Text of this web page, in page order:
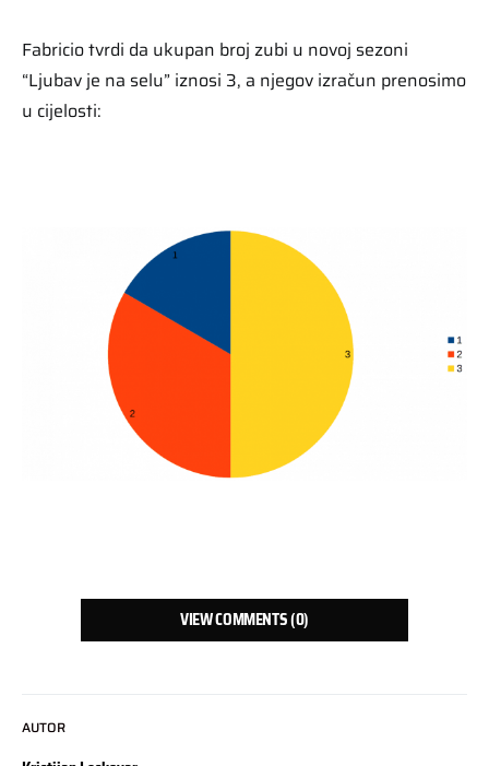
AUTOR
Fabricio tvrdi da ukupan broj zubi u novoj sezoni
“Ljubav je na selu” iznosi 3, a njegov izračun prenosimo
u cijelosti:
VIEW COMMENTS (0)